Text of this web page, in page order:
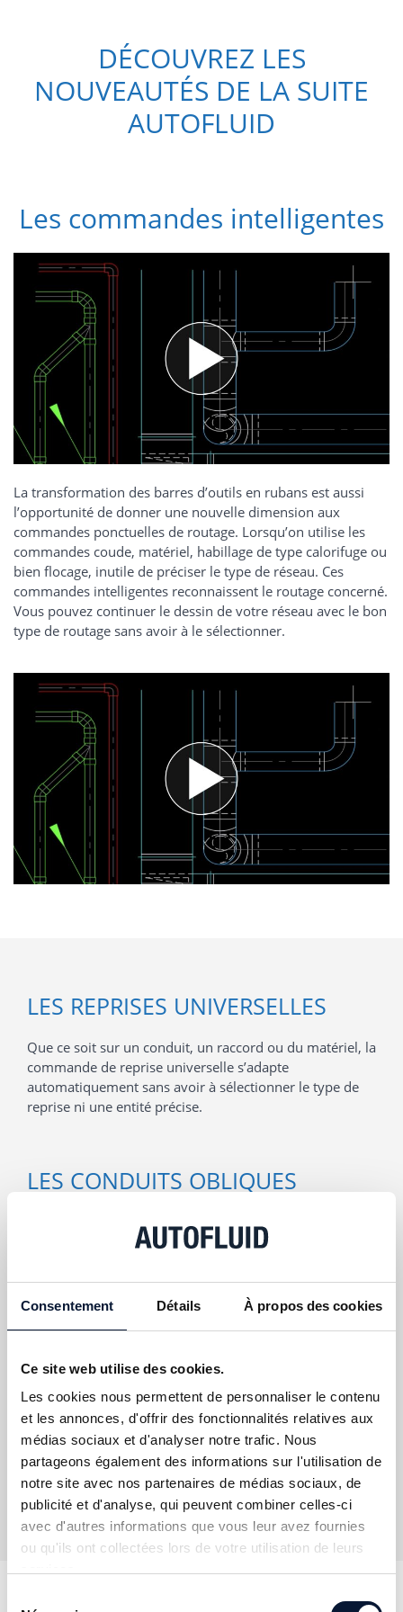
Consentement Détails À propos des cookies
Ce site web utilise des cookies.
Les cookies nous permettent de personnaliser le contenu
et les annonces, d'offrir des fonctionnalités relatives aux
médias sociaux et d'analyser notre trafic. Nous
partageons également des informations sur l'utilisation de
notre site avec nos partenaires de médias sociaux, de
publicité et d'analyse, qui peuvent combiner celles-ci
avec d'autres informations que vous leur avez fournies
ou qu'ils ont collectées lors de votre utilisation de leurs
DÉCOUVREZ LES
NOUVEAUTÉS DE LA SUITE
AUTOFLUID
Les commandes intelligentes
La transformation des barres d’outils en rubans est aussi
l’opportunité de donner une nouvelle dimension aux
commandes ponctuelles de routage. Lorsqu’on utilise les
commandes coude, matériel, habillage de type calorifuge ou
bien flocage, inutile de préciser le type de réseau. Ces
commandes intelligentes reconnaissent le routage concerné.
Vous pouvez continuer le dessin de votre réseau avec le bon
type de routage sans avoir à le sélectionner.
LES REPRISES UNIVERSELLES
Que ce soit sur un conduit, un raccord ou du matériel, la
commande de reprise universelle s’adapte
automatiquement sans avoir à sélectionner le type de
reprise ni une entité précise.
LES CONDUITS OBLIQUES
Insérer un conduit oblique sur un réseau est maintenant
AUTOFLUID adapte automatiquement les objets
adjacents.
LES CALQUES INTELLIGENTS
Il suffit de sélectionner un groupe d’entités, tel que le
dessin d’une partie d’un réseau par exemple, pour que
la commande attribue automatiquement un nouveau
calque à chaque type de trait présent dans la sélection.